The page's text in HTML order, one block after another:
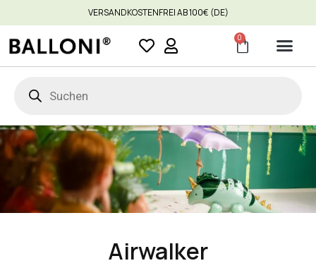
VERSANDKOSTENFREI AB 100€ (DE)
0
Airwalker